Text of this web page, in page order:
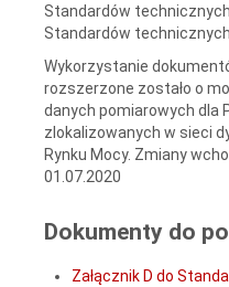
Standardów
Standardów technicznych
Wykorzystanie
rozszerzone zostało o
danych pomiarowych dla
zlokalizowanych w sieci
Rynku Mocy. Zmiany
01.07.2020
Dokumenty do
Załącznik D do